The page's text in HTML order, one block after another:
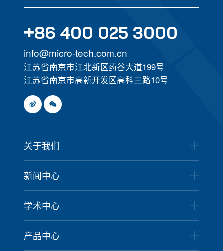
+86 400 025 3000
info@micro-tech.com.cn
江苏省南京市江北新区药谷大道199号
江苏省南京市高新开发区高科三路10号
关于我们
新闻中心
学术中心
产品中心